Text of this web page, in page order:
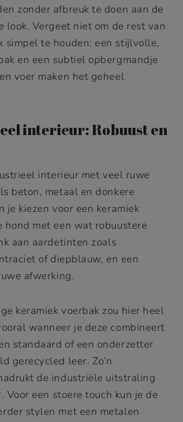
zonder afbreuk te doen aan de
look. Vergeet niet om de rest van
simpel te houden: een stijlvolle,
en een subtiel opbergmandje
voer maken het geheel
interieur: Robuust en
interieur met veel ruwe
beton, metaal en donkere
je kiezen voor een keramiek
hond met een wat robuustere
aan aardetinten zoals
of diepblauw, en een
afwerking.
keramiek voerbak zou hier heel
wanneer je deze combineert
standaard of een onderzetter
gerecycled leer. Zo’n
de industriële uitstraling
Voor een stoere touch kun je de
stylen met een metalen